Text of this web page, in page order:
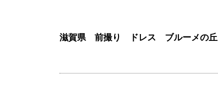
滋賀県 前撮り ドレス ブルーメの丘